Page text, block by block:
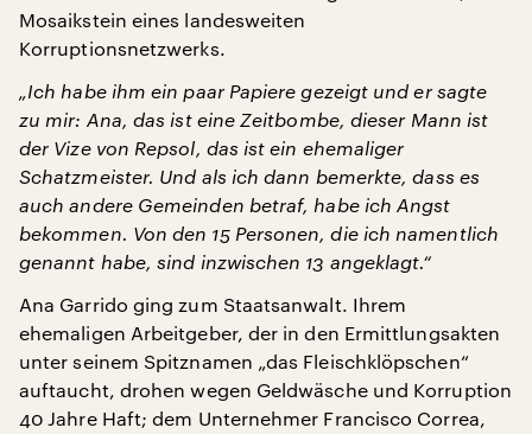
Mosaikstein eines landesweiten
Korruptionsnetzwerks.
„Ich habe ihm ein paar Papiere gezeigt und er sagte
zu mir: Ana, das ist eine Zeitbombe, dieser Mann ist
der Vize von Repsol, das ist ein ehemaliger
Schatzmeister. Und als ich dann bemerkte, dass es
auch andere Gemeinden betraf, habe ich Angst
bekommen. Von den 15 Personen, die ich namentlich
genannt habe, sind inzwischen 13 angeklagt.“
Ana Garrido ging zum Staatsanwalt. Ihrem
ehemaligen Arbeitgeber, der in den Ermittlungsakten
unter seinem Spitznamen „das Fleischklöpschen“
auftaucht, drohen wegen Geldwäsche und Korruption
40 Jahre Haft; dem Unternehmer Francisco Correa,